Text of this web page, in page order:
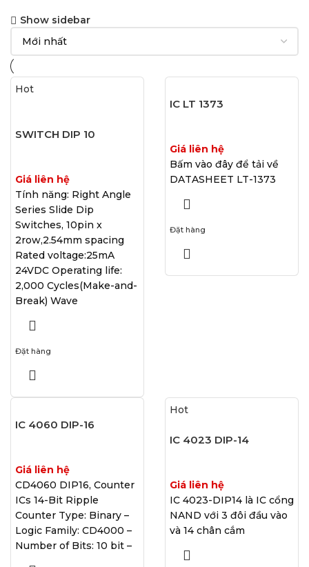
Show sidebar
Hot
SWITCH DIP 10
Giá liên hệ
Tính năng: Right Angle
Series Slide Dip
Switches, 10pin x
2row,2.54mm spacing
Rated voltage:25mA
24VDC Operating life:
2,000 Cycles(Make-and-
Break) Wave
Đặt hàng
IC LT 1373
Giá liên hệ
Bấm vào đây để tải về
DATASHEET LT-1373
Đặt hàng
IC 4060 DIP-16
Giá liên hệ
CD4060 DIP16, Counter
ICs 14-Bit Ripple
Counter Type: Binary –
Logic Family: CD4000 –
Number of Bits: 10 bit –
Hot
IC 4023 DIP-14
Giá liên hệ
IC 4023-DIP14 là IC cổng
NAND với 3 đôi đầu vào
và 14 chân cắm